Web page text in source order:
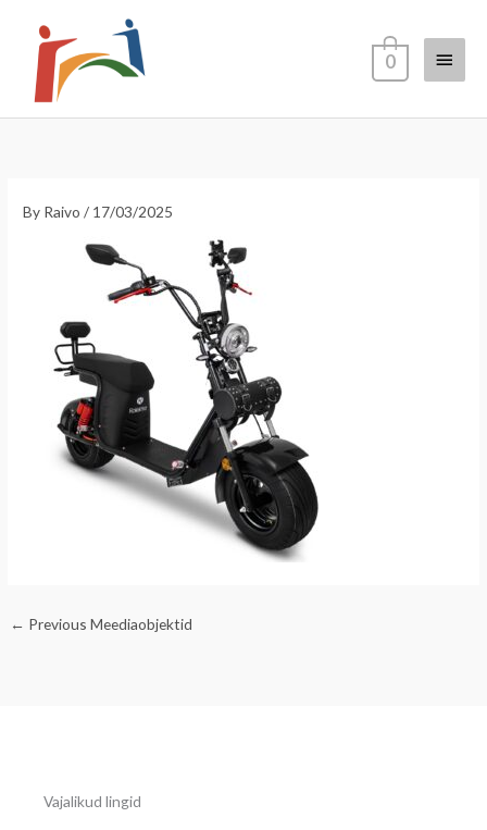
content
Main
Menu
0
By Raivo/ 17/03/2025
← Previous Meediaobjektid
Vajalikud lingid